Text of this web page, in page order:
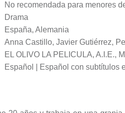
No recomendada para menores
Drama
España, Alemania
Anna Castillo, Javier Gutiérrez,
EL OLIVO LA PELICULA, A.I.E.,
Español | Español con subtítulos